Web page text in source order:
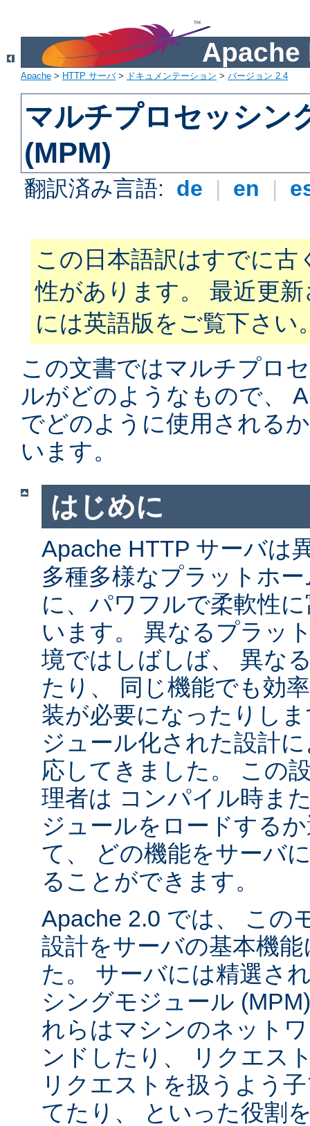
Apache
Apache > HTTP サーバ> ドキュメンテーション > バージョン 2.4
マルチプロセッシン
(MPM)
翻訳済み言語: de | en |
この日本語訳はすでに古
性があります。 最近更
には英語版をご覧下さい
この文書ではマルチプロ
ルがどのようなもので、
でどのように使用される
います。
はじめに
Apache HTTP サーバは
多種多様なプラットホ
に、パワフルで柔軟性
います。 異なるプラッ
境ではしばしば、 異な
たり、 同じ機能でも効
装が必要になったりし
ジュール化された設計
応してきました。 この
理者は コンパイル時ま
ジュールをロードする
て、 どの機能をサーバ
ることができます。
Apache 2.0 では、 この
設計をサーバの基本機
た。 サーバには精選さ
シングモジュール
れらはマシンのネット
ンドしたり、 リクエス
リクエストを扱うよう
てたり、 といった役割